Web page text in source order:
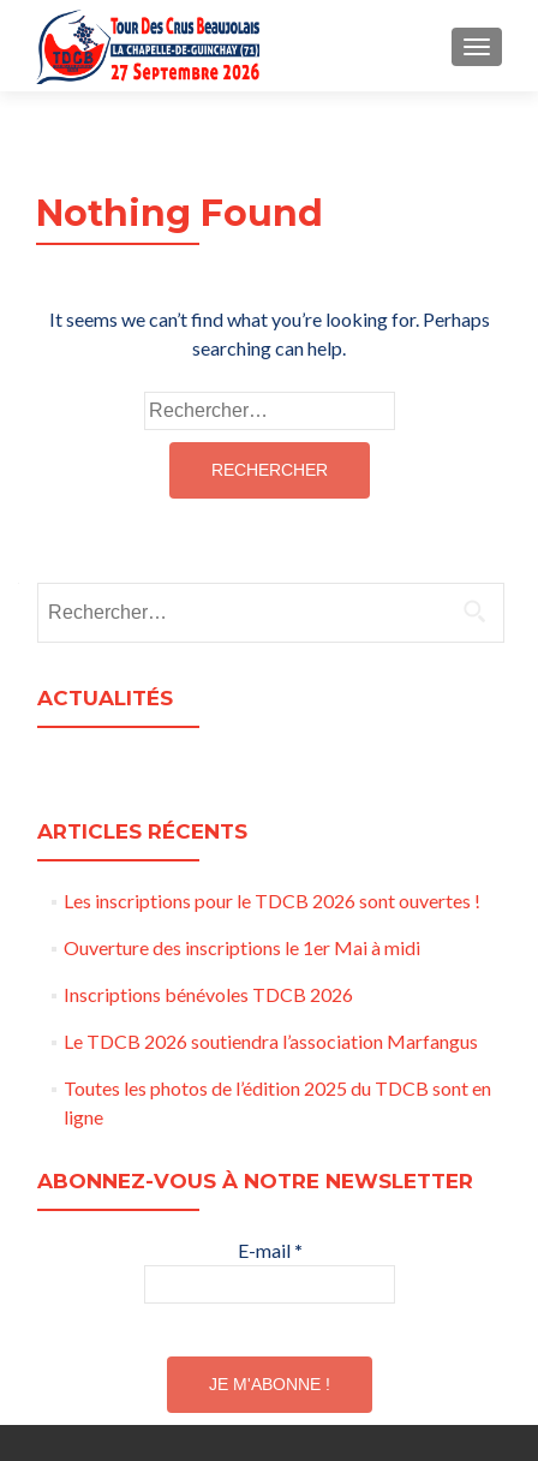
MENU
Nothing Found
It seems we can’t find what you’re looking for. Perhaps
searching can help.
Rechercher :
ACTUALITÉS
ARTICLES RÉCENTS
Les inscriptions pour le TDCB 2026 sont ouvertes !
Ouverture des inscriptions le 1er Mai à midi
Inscriptions bénévoles TDCB 2026
Le TDCB 2026 soutiendra l’association Marfangus
Toutes les photos de l’édition 2025 du TDCB sont en
ligne
ABONNEZ-VOUS À NOTRE NEWSLETTER
E-mail *